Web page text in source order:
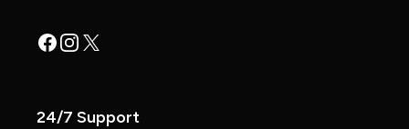
Facebook
Instagram
X
24/7 Support